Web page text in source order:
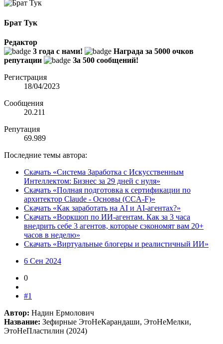
Брат Тук
Редактор
3 года с нами!
Награда за 5000 очков
репутации
За 500 сообщений!
Регистрация
18/04/2023
Сообщения
20.211
Репутация
69.989
Последние темы автора:
Скачать «Система Заработка с Искусственным
Интеллектом: Бизнес за 29 дней с нуля»
Скачать «Полная подготовка к сертификации по
архитектор Claude - Основы (CCA-F)»
Скачать «Как заработать на AI и AI-агентах?»
Скачать «Воркшоп по ИИ-агентам. Как за 3 часа
внедрить себе 3 агентов, которые сэкономят вам 20+
часов в неделю»
Скачать «Виртуальные блогеры и реалистичный ИИ»
6 Сен 2024
0
#1
Автор: Надин Ермолович
Название: Зефирные ЭтоНеКарандаши, ЭтоНеМелки,
ЭтоНеПластилин (2024)